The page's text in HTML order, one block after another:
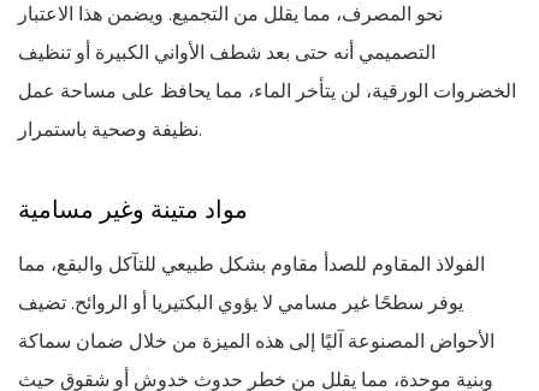
نحو المصرف، مما يقلل من التجميع. ويضمن هذا الاعتبار
التصميمي أنه حتى بعد شطف الأواني الكبيرة أو تنظيف
الخضروات الورقية، لن يتأخر الماء، مما يحافظ على مساحة عمل
نظيفة وصحية باستمرار.
مواد متينة وغير مسامية
الفولاذ المقاوم للصدأ مقاوم بشكل طبيعي للتآكل والبقع، مما
يوفر سطحًا غير مسامي لا يؤوي البكتيريا أو الروائح. تضيف
الأحواض المصنوعة آليًا إلى هذه الميزة من خلال ضمان سماكة
وبنية موحدة، مما يقلل من خطر حدوث خدوش أو شقوق حيث